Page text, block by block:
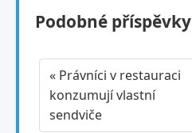
Podobné příspěvky
« Právníci v restauraci
konzumují vlastní
sendviče